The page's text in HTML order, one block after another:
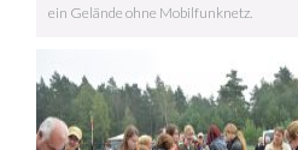
ein Gelände ohne Mobilfunknetz.